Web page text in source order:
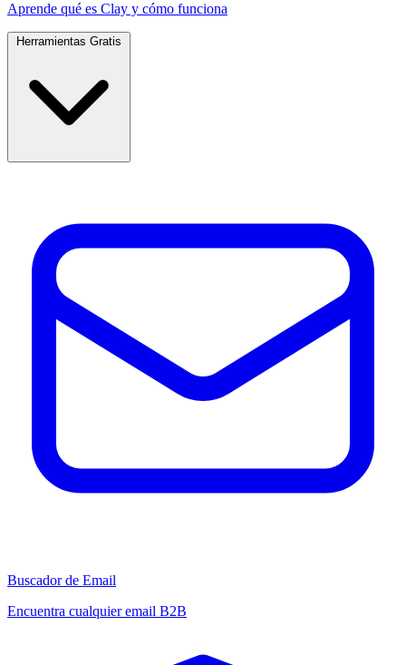
Aprende qué es Clay y cómo funciona
Buscador de Email
Encuentra cualquier email B2B